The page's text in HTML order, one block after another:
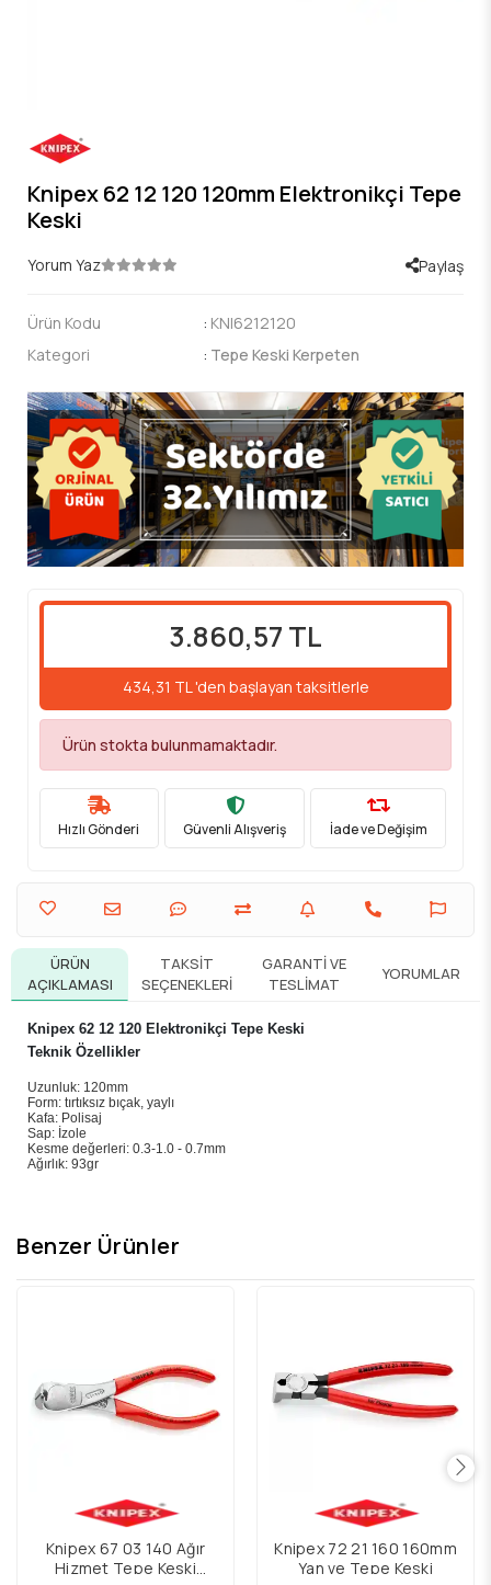
Knipex 62 12 120 120mm Elektronikçi Tepe
Keski
Yorum Yaz Paylaş
Ürün Kodu : KNI6212120
Kategori
: Tepe Keski Kerpeten
3.860,57 TL
434,31 TL 'den başlayan taksitlerle
Ürün stokta bulunmamaktadır.
Hızlı Gönderi Güvenli Alışveriş İade ve Değişim
ÜRÜN
AÇIKLAMASI
TAKSIT
SEÇENEKLERI
GARANTI VE
TESLIMAT
YORUMLAR
Knipex 62 12 120 Elektronikçi Tepe Keski
Teknik Özellikler
Uzunluk: 120mm
Form: tırtıksız bıçak, yaylı
Kafa: Polisaj
Sap: İzole
Kesme değerleri: 0.3-1.0 - 0.7mm
Ağırlık: 93gr
Benzer Ürünler
Knipex 67 03 140 Ağır
Hizmet Tepe Keski
Knipex 72 21 160 160mm
Yan ve Tepe Keski